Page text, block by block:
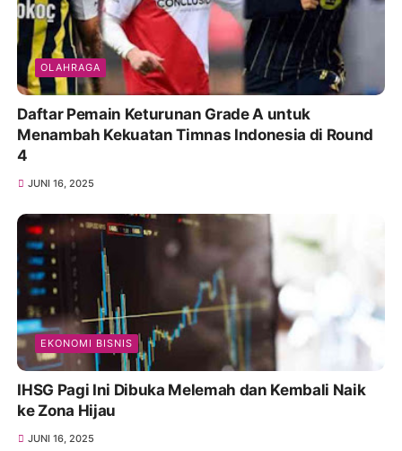
OLAHRAGA
Daftar Pemain Keturunan Grade A untuk
Menambah Kekuatan Timnas Indonesia di Round
4
JUNI 16, 2025
EKONOMI BISNIS
IHSG Pagi Ini Dibuka Melemah dan Kembali Naik
ke Zona Hijau
JUNI 16, 2025